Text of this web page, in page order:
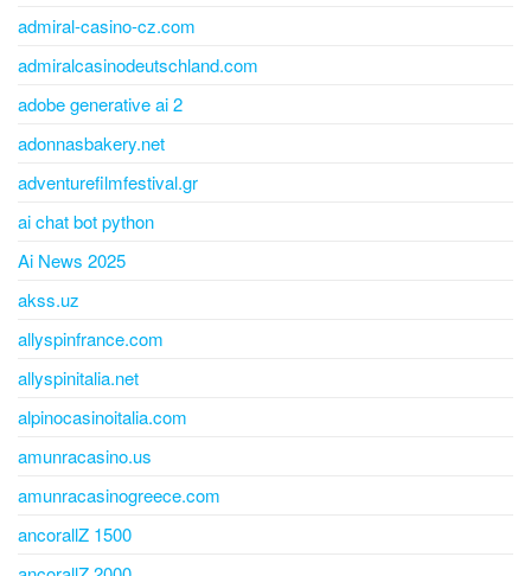
admiral-casino-cz.com
admiralcasinodeutschland.com
adobe generative ai 2
adonnasbakery.net
adventurefilmfestival.gr
ai chat bot python
Ai News 2025
akss.uz
allyspinfrance.com
allyspinitalia.net
alpinocasinoitalia.com
amunracasino.us
amunracasinogreece.com
ancorallZ 1500